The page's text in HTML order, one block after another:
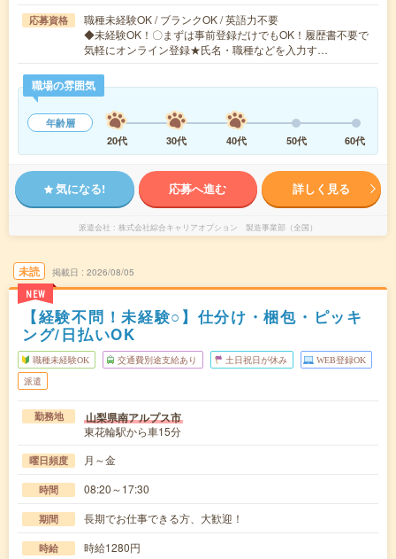
応募資格
職種未経験OK / ブランクOK / 英語力不要
◆未経験OK！〇まずは事前登録だけでもOK！履歴書不要で
気軽にオンライン登録★氏名・職種などを入力す…
職場の雰囲気
年齢層
20代
30代 40代 50代 60代
気になる! 応募へ進む 詳しく見る
派遣会社 株式会社綜合キャリアオプション 製造事業部（全国）
未読
NEW
掲載日 2026/08/05
【経験不問！未経験○】仕分け・梱包・ピッキ
ング/日払いOK
職種未経験OK 交通費別途支給あり 土日祝日が休み WEB登録OK
派遣
勤務地 山梨県南アルプス市
東花輪駅から車15分
曜日頻度 月～金
時間 08:20～17:30
期間 長期でお仕事できる方、大歓迎！
時給 時給1280円